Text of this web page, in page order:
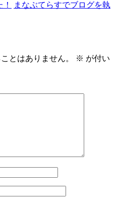
まなぶてらすでブログを執
とはありません。 ※ が付い